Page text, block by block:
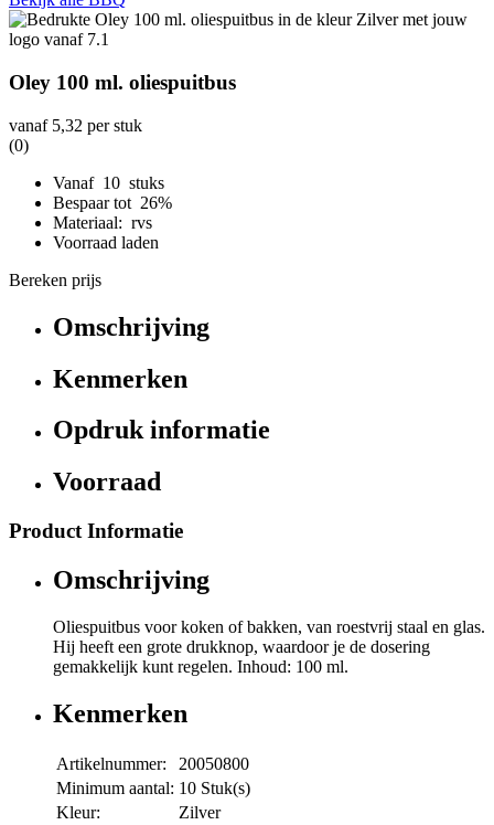
Oley 100 ml. oliespuitbus
vanaf 5,32 per stuk
(0)
Vanaf 10 stuks
Bespaar tot 26%
Materiaal: rvs
Voorraad laden
Bereken prijs
Omschrijving
Kenmerken
Opdruk informatie
Voorraad
Product Informatie
Omschrijving
Oliespuitbus voor koken of bakken, van roestvrij staal en glas.
Hij heeft een grote drukknop, waardoor je de dosering
gemakkelijk kunt regelen. Inhoud: 100 ml.
Kenmerken
Artikelnummer:
20050800
Minimum aantal: 10 Stuk(s)
Kleur:
Zilver